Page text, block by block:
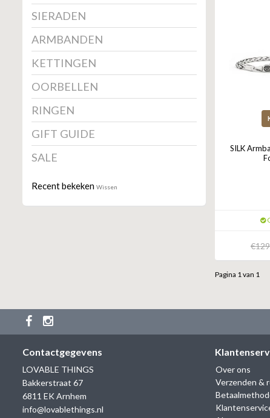
SIERADEN
ARMBANDEN
KETTINGEN
OORBELLEN
RINGEN
GIFT GUIDE
SALE
Recent bekeken Wissen
SILK
Pagina 1 van 1
Contactgegevens
LOVABLE THINGS
Bakkerstraat 67
6811 EK Arnhem
info@lovablethings.nl
Over ons
Verzenden &